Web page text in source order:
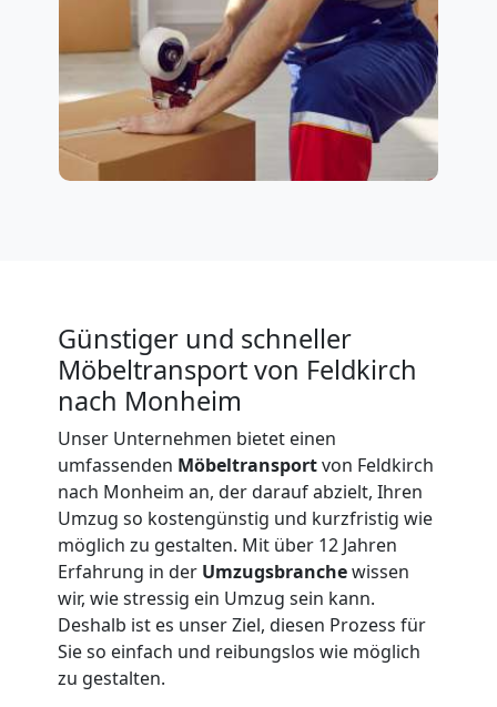
Günstiger und schneller
Möbeltransport von Feldkirch
nach Monheim
Unser Unternehmen bietet einen
umfassenden Möbeltransportvon Feldkirch
nach Monheim an, der darauf abzielt, Ihren
Umzug so kostengünstig und kurzfristig wie
möglich zu gestalten. Mit über 12 Jahren
Erfahrung in der Umzugsbranchewissen
wir, wie stressig ein Umzug sein kann.
Deshalb ist es unser Ziel, diesen Prozess für
Sie so einfach und reibungslos wie möglich
zu gestalten.